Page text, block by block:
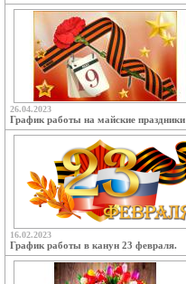
26.04.2023
График работы на майские праздники
16.02.2023
График работы в канун 23 февраля.